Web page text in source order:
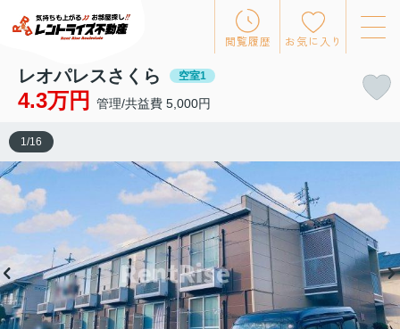
閲覧履歴 お気に入り
レオパレスさくら 空室1
4.3万円 管理/共益費 5,000円
1 /16